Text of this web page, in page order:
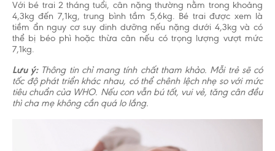
Với bé trai 2 tháng tuổi, cân nặng thường nằm trong khoảng
4,3kg đến 7,1kg, trung bình tầm 5,6kg. Bé trai được xem là
tiềm ẩn nguy cơ suy dinh dưỡng nếu nặng dưới 4,3kg và có
thể bị béo phì hoặc thừa cân nếu có trọng lượng vượt mức
7,1kg.
Lưu ý: Thông tin chỉ mang tính chất tham khảo. Mỗi trẻ sẽ có
tốc độ phát triển khác nhau, có thể chênh lệch nhẹ so với mức
tiêu chuẩn của WHO. Nếu con vẫn bú tốt, vui vẻ, tăng cân đều
thì cha mẹ không cần quá lo lắng.